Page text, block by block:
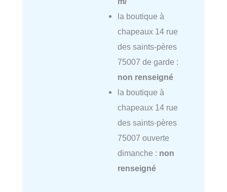
la boutique à
chapeaux 14 rue
des saints-pères
75007 de garde :
non renseigné
la boutique à
chapeaux 14 rue
des saints-pères
75007 ouverte
dimanche : non
renseigné